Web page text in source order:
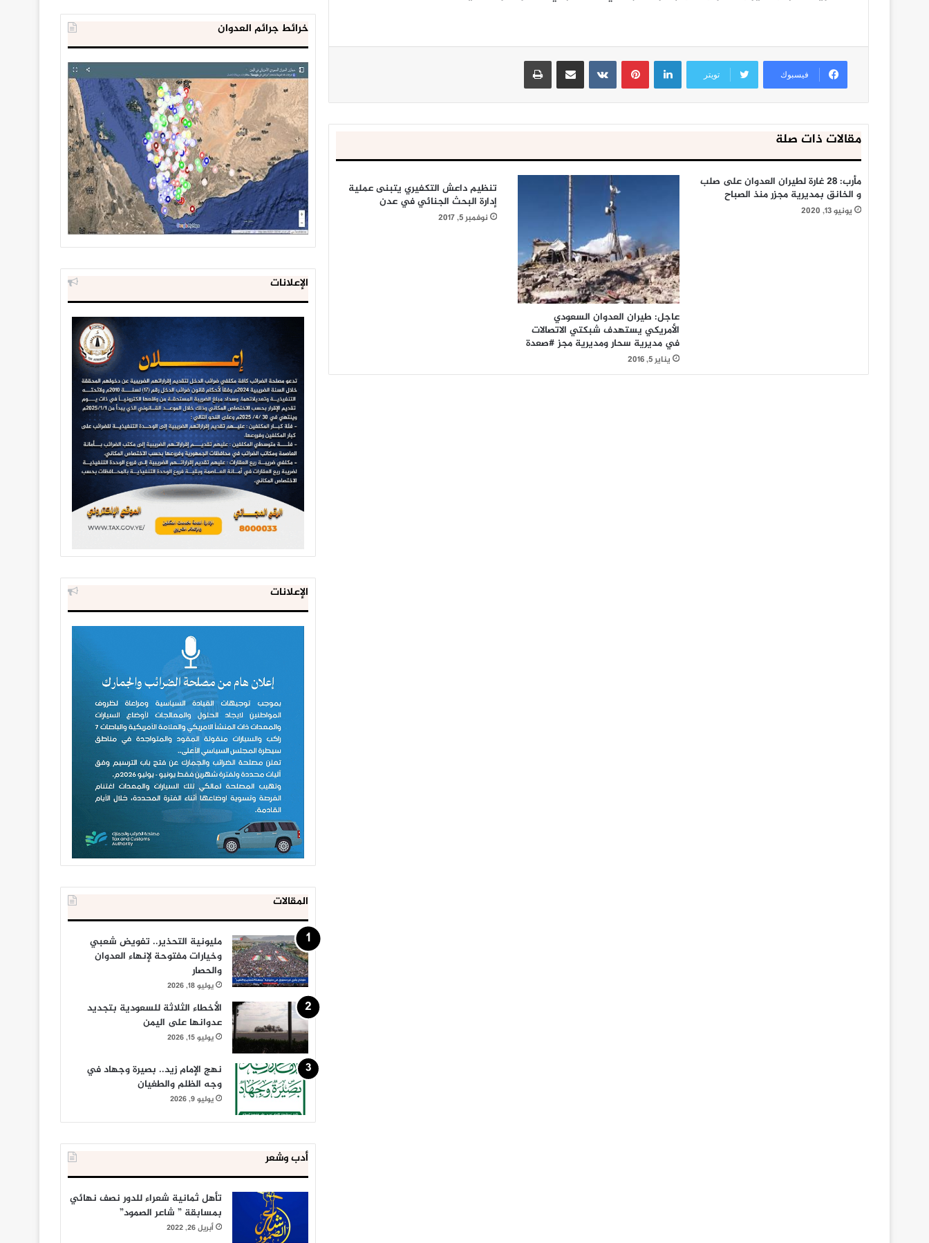
فيسبوك تويتر
لينكدإنبينتيريست مشاركة عبر البريد طباعة
مقالات ذات صلة
مأرب: 28 غارة لطيران العدوان على صلب
و الخانق بمديرية مجزر منذ الصباح
يونيو 13, 2020
عاجل: طيران العدوان السعودي
الأمريكي يستهدف شبكتي الاتصالات
في مديرية سحار ومديرية مجز #صعدة
يناير 5, 2016
تنظيم داعش التكفيري يتبنى عملية
إدارة البحث الجنائي في عدن
نوفمبر 5, 2017
خرائط جرائم العدوان
الإعلانات
الإعلانات
المقالات
مليونية التحذير.. تفويض شعبي
وخيارات مفتوحة لإنهاء العدوان
والحصار
يوليو 18, 2026
الأخطاء الثلاثة للسعودية بتجديد
عدوانها على اليمن
يوليو 15, 2026
نهج الإمام زيد.. بصيرة وجهاد في
وجه الظلم والطغيان
يوليو 9, 2026
أدب وشعر
تأهل ثمانية شعراء للدور نصف نهائي
بمسابقة ” شاعر الصمود”
أبريل 26, 2022